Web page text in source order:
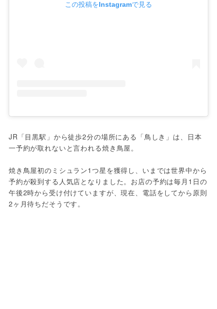
この投稿をInstagramで見る
JR「目黒駅」から徒歩2分の場所にある「鳥しき」は、日本
一予約が取れないと言われる焼き鳥屋。
焼き鳥屋初のミシュラン1つ星を獲得し、いまでは世界中から
予約が殺到する人気店となりました。お店の予約は毎月1日の
午後2時から受け付けていますが、現在、電話をしてから原則
2ヶ月待ちだそうです。